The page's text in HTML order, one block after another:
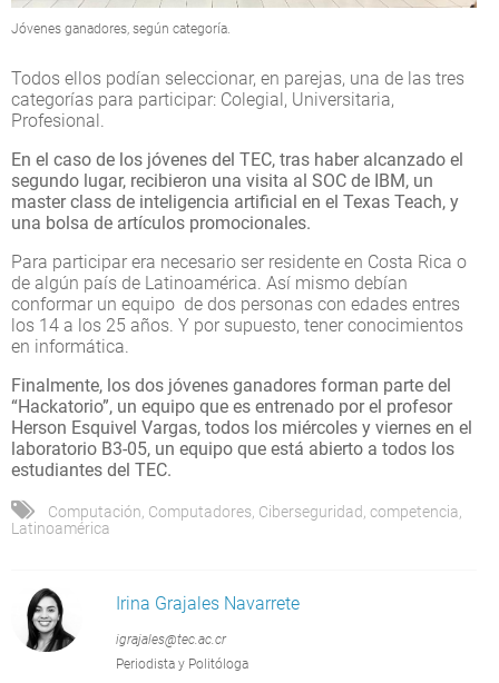
Jóvenes ganadores, según categoría.
Todos ellos podían seleccionar, en parejas, una de las tres
categorías para participar: Colegial, Universitaria,
Profesional.
En el caso de los jóvenes del TEC, tras haber alcanzado el
segundo lugar, recibieron una visita al SOC de IBM, un
master class de inteligencia artificial en el Texas Teach, y
una bolsa de artículos promocionales.
Para participar era necesario ser residente en Costa Rica o
de algún país de Latinoamérica. Así mismo debían
conformar un equipo de dos personas con edades entres
los 14 a los 25 años. Y por supuesto, tener conocimientos
en informática.
Finalmente, los dos jóvenes ganadores forman parte del
“Hackatorio”, un equipo que es entrenado por el profesor
Herson Esquivel Vargas, todos los miércoles y viernes en el
laboratorio B3-05, un equipo que está abierto a todos los
estudiantes del TEC.
Computación Computadores Ciberseguridad competencia
Latinoamérica
Irina Grajales Navarrete
igrajales@tec.ac.cr
Periodista y Politóloga